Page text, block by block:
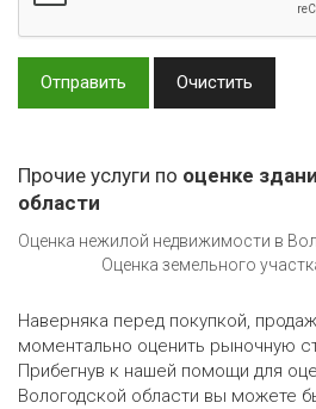
Отправить Очистить
Прочие услуги по оценке
области
Оценка нежилой недвижимости в
Оценка земельного
Наверняка перед покупкой,
моментально оценить рыночную
Прибегнув к нашей помощи для
Вологодской области вы можете